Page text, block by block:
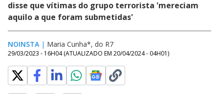
disse que vítimas do grupo terrorista 'mereciam
aquilo a que foram submetidas'
NOINSTA | Maria Cunha*, do R7
29/03/2023 - 16H04 (ATUALIZADO EM 20/04/2024 - 04H01)